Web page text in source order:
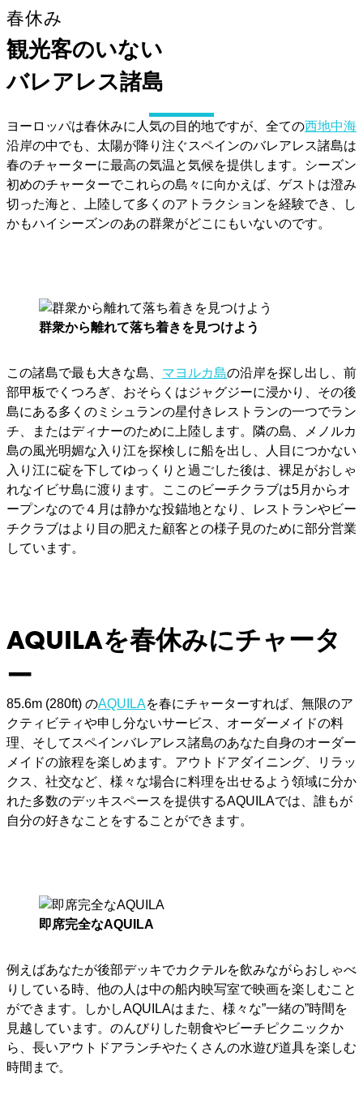
春休み
観光客のいない
バレアレス諸島
ヨーロッパは春休みに人気の目的地ですが、全ての西地中海
沿岸の中でも、太陽が降り注ぐスペインのバレアレス諸島は
春のチャーターに最高の気温と気候を提供します。シーズン
初めのチャーターでこれらの島々に向かえば、ゲストは澄み
切った海と、上陸して多くのアトラクションを経験でき、し
かもハイシーズンのあの群衆がどこにもいないのです。
群衆から離れて落ち着きを見つけよう
この諸島で最も大きな島、 マヨルカ島の沿岸を探し出し、前
部甲板でくつろぎ、おそらくはジャグジーに浸かり、その後
島にある多くのミシュランの星付きレストランの一つでラン
チ、またはディナーのために上陸します。隣の島、メノルカ
島の風光明媚な入り江を探検しに船を出し、人目につかない
入り江に碇を下してゆっくりと過ごした後は、裸足がおしゃ
れなイビサ島に渡ります。ここのビーチクラブは5月からオ
ープンなので４月は静かな投錨地となり、レストランやビー
チクラブはより目の肥えた顧客との様子見のために部分営業
しています。
AQUILAを春休みにチャータ
ー
85.6m (280ft) のAQUILAを春にチャーターすれば、無限のア
クティビティや申し分ないサービス、オーダーメイドの料
理、そしてスペインバレアレス諸島のあなた自身のオーダー
メイドの旅程を楽しめます。アウトドアダイニング、リラッ
クス、社交など、様々な場合に料理を出せるよう領域に分か
れた多数のデッキスペースを提供するAQUILAでは、誰もが
自分の好きなことをすることができます。
即席完全なAQUILA
例えばあなたが後部デッキでカクテルを飲みながらおしゃべ
りしている時、他の人は中の船内映写室で映画を楽しむこと
ができます。しかしAQUILAはまた、様々な”一緒の”時間を
見越しています。のんびりした朝食やビーチピクニックか
ら、長いアウトドアランチやたくさんの水遊び道具を楽しむ
時間まで。